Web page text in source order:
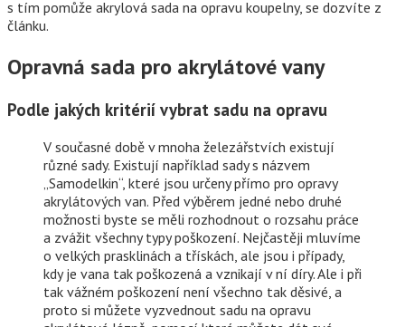
s tím pomůže akrylová sada na opravu koupelny, se dozvíte z
článku.
Opravná sada pro akrylátové vany
Podle jakých kritérií vybrat sadu na opravu
V současné době v mnoha železářstvích existují
různé sady. Existují například sady s názvem
„Samodelkin“, které jsou určeny přímo pro opravy
akrylátových van. Před výběrem jedné nebo druhé
možnosti byste se měli rozhodnout o rozsahu práce
a zvážit všechny typy poškození. Nejčastěji mluvíme
o velkých prasklinách a třískách, ale jsou i případy,
kdy je vana tak poškozená a vznikají v ní díry. Ale i při
tak vážném poškození není všechno tak děsivé, a
proto si můžete vyzvednout sadu na opravu